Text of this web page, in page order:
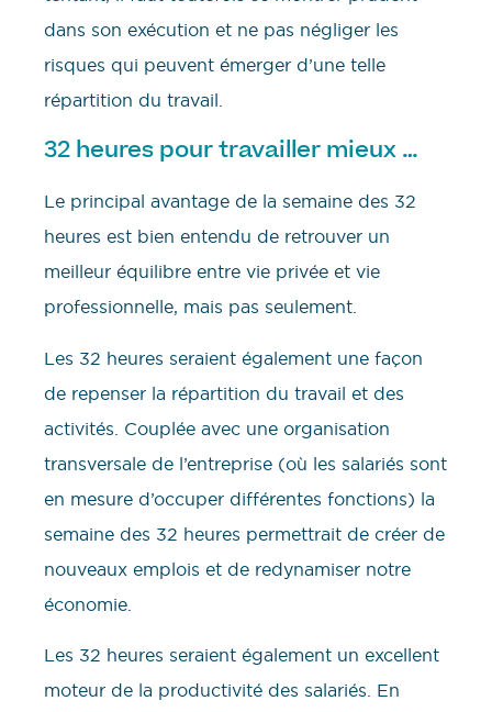
dans son exécution et ne pas négliger les
risques qui peuvent émerger d’une telle
répartition du travail.
32 heures pour travailler mieux …
Le principal avantage de la semaine des 32
heures est bien entendu de retrouver un
meilleur équilibre entre vie privée et vie
professionnelle, mais pas seulement.
Les 32 heures seraient également une façon
de repenser la répartition du travail et des
activités. Couplée avec une organisation
transversale de l’entreprise (où les salariés sont
en mesure d’occuper différentes fonctions) la
semaine des 32 heures permettrait de créer de
nouveaux emplois et de redynamiser notre
économie.
Les 32 heures seraient également un excellent
moteur de la productivité des salariés. En